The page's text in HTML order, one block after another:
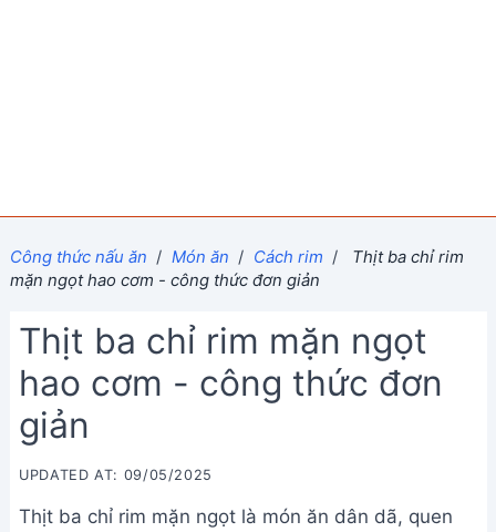
Công thức nấu ăn / Món ăn / Cách rim /
Thịt ba chỉ rim
mặn ngọt hao cơm - công thức đơn giản
Thịt ba chỉ rim mặn ngọt
hao cơm - công thức đơn
giản
UPDATED AT: 09/05/2025
Thịt ba chỉ rim mặn ngọt là món ăn dân dã, quen